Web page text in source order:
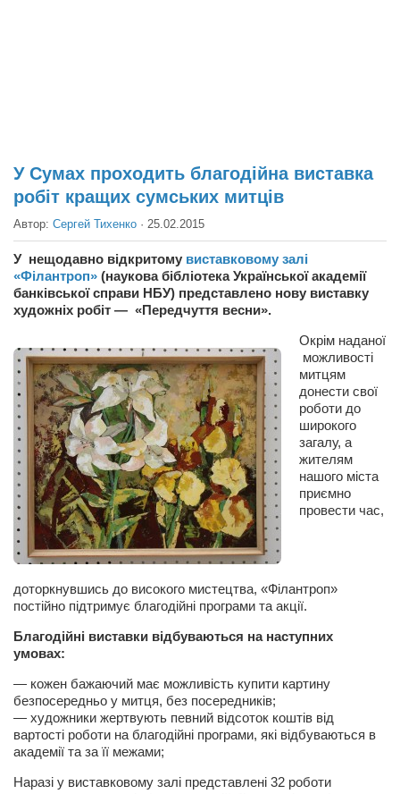
Выборы
Деньги
Традиции
Опросы
Экология
Здоровье
Здоровый образ жизни
Сам себе доктор
Активный отдых
Курьезы
Досье
Арт-менеджеры
Лариса Ильченко
Орест Коваль
Вера Паненко
Семён Салатенко
Сергей Шепилов
У Сумах проходить благодійна виставка
робіт кращих сумських митців
Автор: Сергей Тихенко · 25.02.2015
У нещодавно відкритому виставковому залі
«Філантроп» (наукова бібліотека Української академії
банківської справи НБУ) представлено нову виставку
художніх робіт — «Передчуття весни».
Окрім наданої
можливості
митцям
донести свої
роботи до
широкого
загалу, а
жителям
нашого міста
приємно
провести час,
доторкнувшись до високого мистецтва, «Філантроп»
постійно підтримує благодійні програми та акції.
Благодійні виставки відбуваються на наступних
умовах:
— кожен бажаючий має можливість купити картину
безпосередньо у митця, без посередників;
— художники жертвують певний відсоток коштів від
вартості роботи на благодійні програми, які відбуваються в
академії та за її межами;
Наразі у виставковому залі представлені 32 роботи